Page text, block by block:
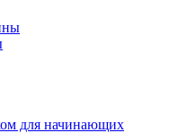
для начинающих